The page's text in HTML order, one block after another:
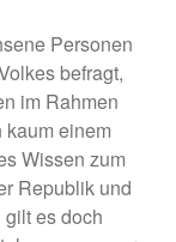
Personen
befragt,
im Rahmen
einem
Wissen zum
Republik und
es doch